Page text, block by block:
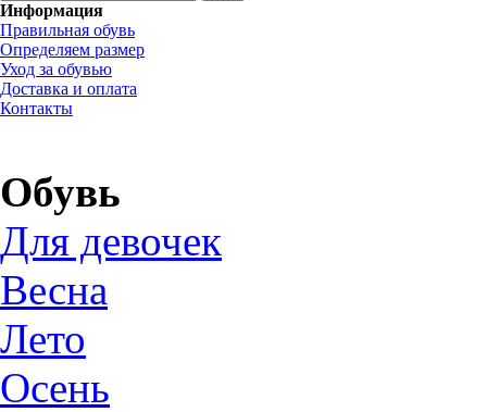
Информация
Правильная обувь
Определяем размер
Уход за обувью
Доставка и оплата
Контакты
Обувь
Для девочек
Весна
Лето
Осень